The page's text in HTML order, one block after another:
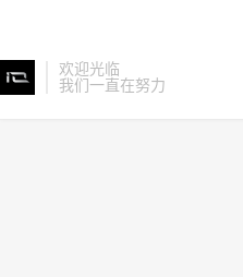
欢迎光临
我们一直在努力